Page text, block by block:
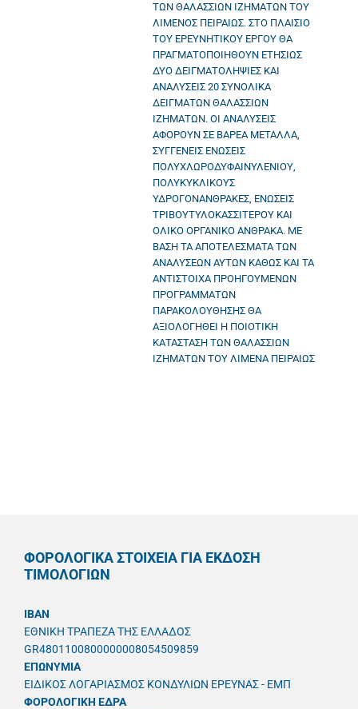
ΤΩΝ ΘΑΛΑΣΣΙΩΝ ΙΖΗΜΑΤΩΝ ΤΟΥ
ΛΙΜΕΝΟΣ ΠΕΙΡΑΙΩΣ. ΣΤΟ ΠΛΑΙΣΙΟ
ΤΟΥ ΕΡΕΥΝΗΤΙΚΟΥ ΕΡΓΟΥ ΘΑ
ΠΡΑΓΜΑΤΟΠΟΙΗΘΟΥΝ ΕΤΗΣΙΩΣ
ΔΥΟ ΔΕΙΓΜΑΤΟΛΗΨΙΕΣ ΚΑΙ
ΑΝΑΛΥΣΕΙΣ 20 ΣΥΝΟΛΙΚΑ
ΔΕΙΓΜΑΤΩΝ ΘΑΛΑΣΣΙΩΝ
ΙΖΗΜΑΤΩΝ. ΟΙ ΑΝΑΛΥΣΕΙΣ
ΑΦΟΡΟΥΝ ΣΕ ΒΑΡΕΑ ΜΕΤΑΛΛΑ,
ΣΥΓΓΕΝΕΙΣ ΕΝΩΣΕΙΣ
ΠΟΛΥΧΛΩΡΟΔΥΦΑΙΝΥΛΕΝΙΟΥ,
ΠΟΛΥΚΥΚΛΙΚΟΥΣ
ΥΔΡΟΓΟΝΑΝΘΡΑΚΕΣ, ΕΝΩΣΕΙΣ
ΤΡΙΒΟΥΤΥΛΟΚΑΣΣΙΤΕΡΟΥ ΚΑΙ
ΟΛΙΚΟ ΟΡΓΑΝΙΚΟ ΑΝΘΡΑΚΑ. ΜΕ
ΒΑΣΗ ΤΑ ΑΠΟΤΕΛΕΣΜΑΤΑ ΤΩΝ
ΑΝΑΛΥΣΕΩΝ ΑΥΤΩΝ ΚΑΘΩΣ ΚΑΙ ΤΑ
ΑΝΤΙΣΤΟΙΧΑ ΠΡΟΗΓΟΥΜΕΝΩΝ
ΠΡΟΓΡΑΜΜΑΤΩΝ
ΠΑΡΑΚΟΛΟΥΘΗΣΗΣ ΘΑ
ΑΞΙΟΛΟΓΗΘΕΙ Η ΠΟΙΟΤΙΚΗ
ΚΑΤΑΣΤΑΣΗ ΤΩΝ ΘΑΛΑΣΣΙΩΝ
ΙΖΗΜΑΤΩΝ ΤΟΥ ΛΙΜΕΝΑ ΠΕΙΡΑΙΩΣ
ΦΟΡΟΛΟΓΙΚΑ ΣΤΟΙΧΕΙΑ ΓΙΑ ΕΚΔΟΣΗ
ΤΙΜΟΛΟΓΙΩΝ
IBAN
ΕΘΝΙΚΗ ΤΡΑΠΕΖΑ ΤΗΣ ΕΛΛΑΔΟΣ
GR4801100800000008054509859
ΕΠΩΝΥΜΙΑ
ΕΙΔΙΚΟΣ ΛΟΓΑΡΙΑΣΜΟΣ ΚΟΝΔΥΛΙΩΝ ΕΡΕΥΝΑΣ - ΕΜΠ
ΦΟΡΟΛΟΓΙΚΗ ΕΔΡΑ